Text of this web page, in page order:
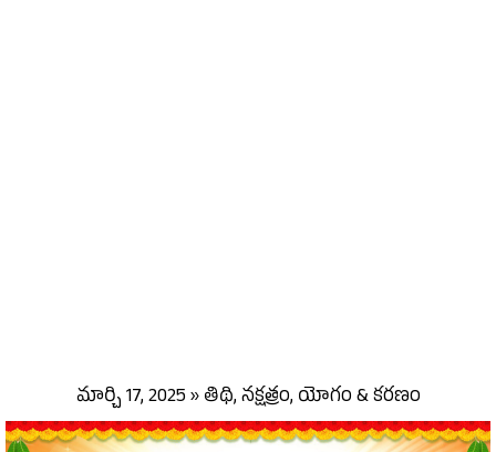
మార్చి 17, 2025 » తిథి, నక్షత్రం, యోగం & కరణం